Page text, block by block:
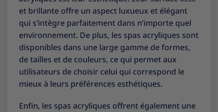
et brillante offre un aspect luxueux et élégant
qui s’intègre parfaitement dans n’importe quel
environnement. De plus, les spas acryliques sont
disponibles dans une large gamme de formes,
de tailles et de couleurs, ce qui permet aux
utilisateurs de choisir celui qui correspond le
mieux à leurs préférences esthétiques.
Enfin, les spas acryliques offrent également une